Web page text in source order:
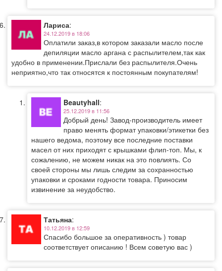
Лариса:
24.12.2019 в 18:06
Оплатили заказ,в котором заказали масло после
депиляции масло аргана с распылителем,так как
удобно в применении.Прислали без распылителя.Очень
неприятно,что так относятся к постоянным покупателям!
Beautyhall:
25.12.2019 в 11:56
Добрый день! Завод-производитель имеет
право менять формат упаковки/этикетки без
нашего ведома, поэтому все последние поставки
масел от них приходят с крышками флип-топ. Мы, к
сожалению, не можем никак на это повлиять. Со
своей стороны мы лишь следим за сохранностью
упаковки и сроками годности товара. Приносим
извинение за неудобство.
Татьяна:
10.12.2019 в 12:59
Спасибо большое за оперативность ) товар
соответствует описанию ! Всем советую вас )